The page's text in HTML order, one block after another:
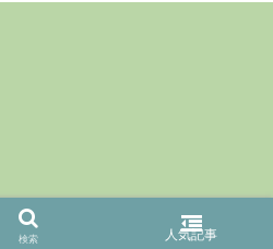
検索